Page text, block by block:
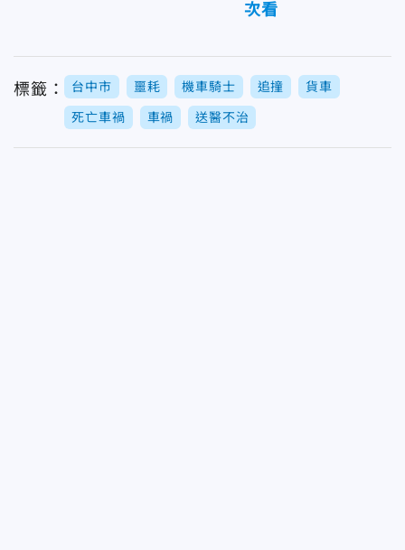
次看
標籤： 台中市 噩耗 機車騎士 追撞 貨車
死亡車禍 車禍 送醫不治